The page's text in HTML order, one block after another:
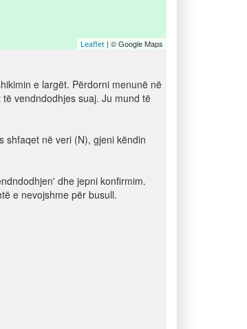
Leaflet | © Google Maps
e largët. Përdorni menunë në
vendndodhjes suaj. Ju mund të
shfaqet në veri (N), gjeni këndin
dhe jepni konfirmim.
e nevojshme për busull.